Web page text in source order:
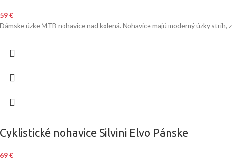
59€
Dámske úzke MTB nohavice nad kolená. Nohavice majú moderný úzky
Cyklistické nohavice Silvini Elvo Pánske
69€